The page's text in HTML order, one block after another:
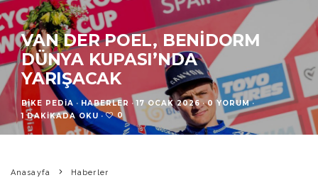
VAN DER POEL, BENIDORM
DÜNYA KUPASI’NDA
YARIŞACAK
BIKE PEDIA · HABERLER · 17 OCAK 2026 · 0 YORUM ·
1 DAKIKADA OKU · 0
Anasayfa Haberler